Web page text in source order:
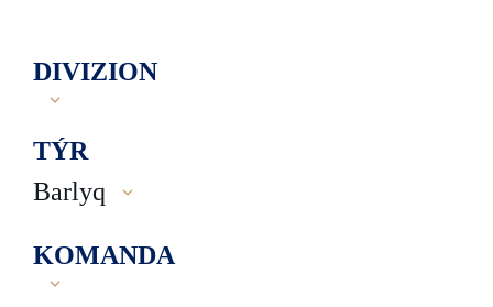
DIVIZION
TÝR
Barlyq
KOMANDA